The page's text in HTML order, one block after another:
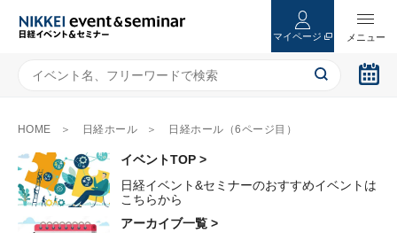
マイページ
HOME 日経ホール 日経ホール（6ページ目）
イベントTOP >
日経イベント&セミナーのおすすめイベントは
こちらから
アーカイブ一覧 >